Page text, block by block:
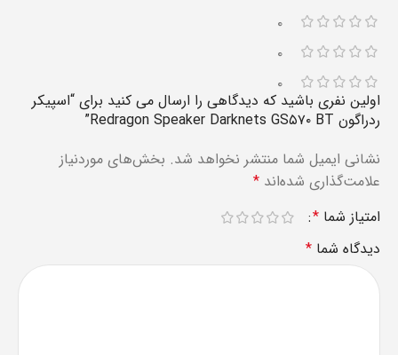
۰
۰
۰
اولین نفری باشید که دیدگاهی را ارسال می کنید برای “اسپیکر
ردراگون Redragon Speaker Darknets GS۵۷۰ BT”
نشانی ایمیل شما منتشر نخواهد شد. بخش‌های موردنیاز
علامت‌گذاری شده‌اند *
امتیاز شما *
دیدگاه شما *